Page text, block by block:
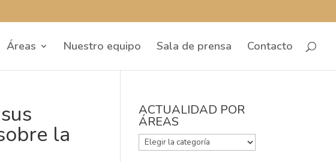
Áreas Nuestro equipo Sala de prensa Contacto
la
ACTUALIDAD POR
ÁREAS
ACTUALIDAD
POR